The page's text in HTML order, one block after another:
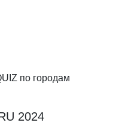
по городам
2024